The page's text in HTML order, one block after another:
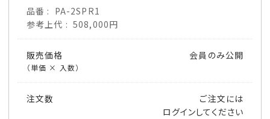
品番
PA-2SPR1
参考上代
508,000円
販売価格
（単価 × 入数）
会員のみ公開
注文数
ご注文には
ログインしてください